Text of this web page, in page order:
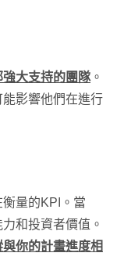
大支持的團隊。
影響他們在進行
量的KPI。當
和投資者價值。
你的計畫進度相